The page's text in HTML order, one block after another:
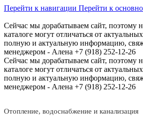
Перейти к навигации Перейти к
Сейчас мы дорабатываем сайт, поэтому
каталоге могут отличаться от
полную и актуальную информацию,
менеджером - Алена +7 (918) 252-12-26
Сейчас мы дорабатываем сайт, поэтому
каталоге могут отличаться от
полную и актуальную информацию,
менеджером - Алена +7 (918) 252-12-26
Отопление, водоснабжение и канализация